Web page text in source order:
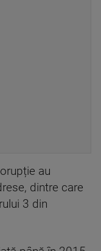
au
dintre care
3 din